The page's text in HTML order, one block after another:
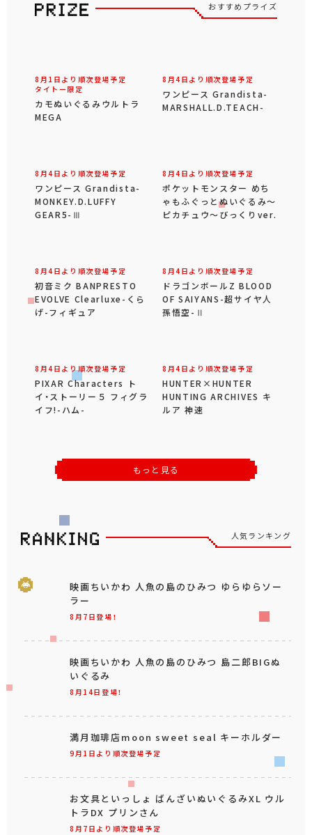
おすすめプライズ
8月1日より順次登場予定
タイトー限定
カモぬいぐるみウルトラ
MEGA
8月4日より順次登場予定
ワンピース Grandista-
MARSHALL.D.TEACH-
8月4日より順次登場予定
ワンピース Grandista-
MONKEY.D.LUFFY
GEAR5-Ⅲ
8月4日より順次登場予定
ポケットモンスター めち
ゃもふぐっとぬいぐるみ～
ピカチュウ～びっくりver.
8月4日より順次登場予定
初音ミク BANPRESTO
EVOLVE Clearluxe-くら
げ-フィギュア
8月4日より順次登場予定
ドラゴンボールZ BLOOD
OF SAIYANS-超サイヤ人
孫悟空-Ⅱ
8月4日より順次登場予定
PIXAR Characters ト
イ・ストーリー５ フィグラ
イフ!-ハム-
8月4日より順次登場予定
HUNTER×HUNTER
HUNTING ARCHIVES キ
ルア 神速
もっと見る
人気ランキング
8月7日登場！
映画ちいかわ 人魚の島のひみつ ゆらゆらソー
ラー
8月14日登場！
映画ちいかわ 人魚の島のひみつ 島二郎BIGぬ
いぐるみ
9月1日より順次登場予定
満月珈琲店moon sweet seal キーホルダー
8月7日より順次登場予定
お文具といっしょ ばんざいぬいぐるみXL ウル
トラDX プリンさん